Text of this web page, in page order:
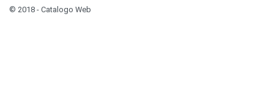
© 2018 - Catalogo Web